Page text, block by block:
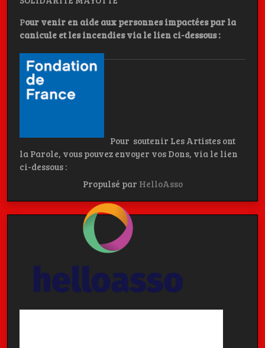
Pour venir en aide aux personnes impactées par la
canicule et les incendies via le lien ci-dessous :
Pour soutenir Les Artistes ont
la Parole, vous pouvez envoyer vos Dons, via le lien
ci-dessous :
Propulsé par HelloAsso